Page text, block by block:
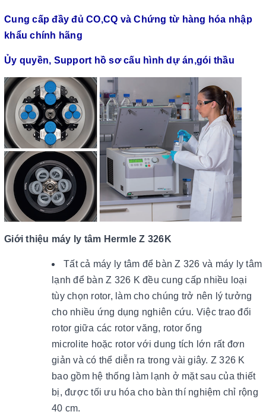
Cung cấp đầy đủ CO,CQ và Chứng từ hàng hóa nhập
khẩu chính hãng
Ủy quyền, Support hồ sơ cấu hình dự án,gói thầu
Giới thiệu máy ly tâm Hermle Z 326K
Tất cả máy ly tâm để bàn Z 326 và máy ly tâm
lạnh để bàn Z 326 K đều cung cấp nhiều loại
tùy chọn rotor, làm cho chúng trở nên lý tưởng
cho nhiều ứng dụng nghiên cứu. Việc trao đổi
rotor giữa các rotor văng, rotor ống
microlite hoặc rotor với dung tích lớn rất đơn
giản và có thể diễn ra trong vài giây. Z 326 K
bao gồm hệ thống làm lạnh ở mặt sau của thiết
bị, được tối ưu hóa cho bàn thí nghiệm chỉ rộng
40 cm.